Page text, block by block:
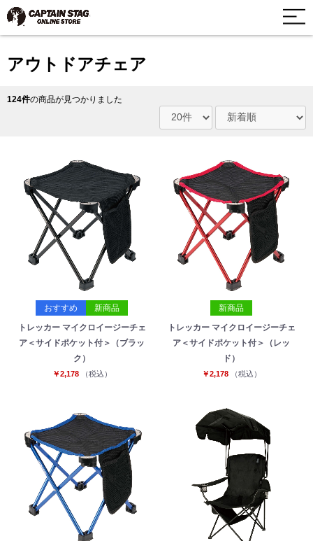
アウトドアチェア
124件の商品が見つかりました
おすすめ 新商品
トレッカー マイクロイージーチェ
ア＜サイドポケット付＞（ブラッ
ク）
￥2,178 （税込）
新商品
トレッカー マイクロイージーチェ
ア＜サイドポケット付＞（レッ
ド）
￥2,178 （税込）